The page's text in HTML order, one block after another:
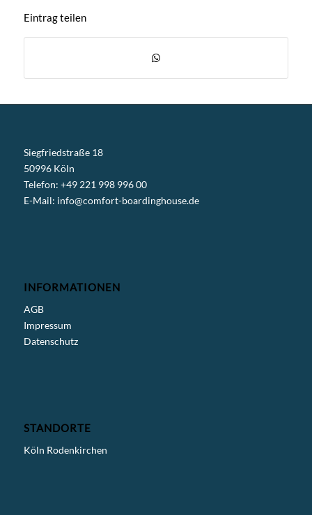
Eintrag teilen
Siegfriedstraße 18
50996 Köln
Telefon: +49 221 998 996 00
E-Mail: info@comfort-boardinghouse.de
INFORMATIONEN
AGB
Impressum
Datenschutz
STANDORTE
Köln Rodenkirchen